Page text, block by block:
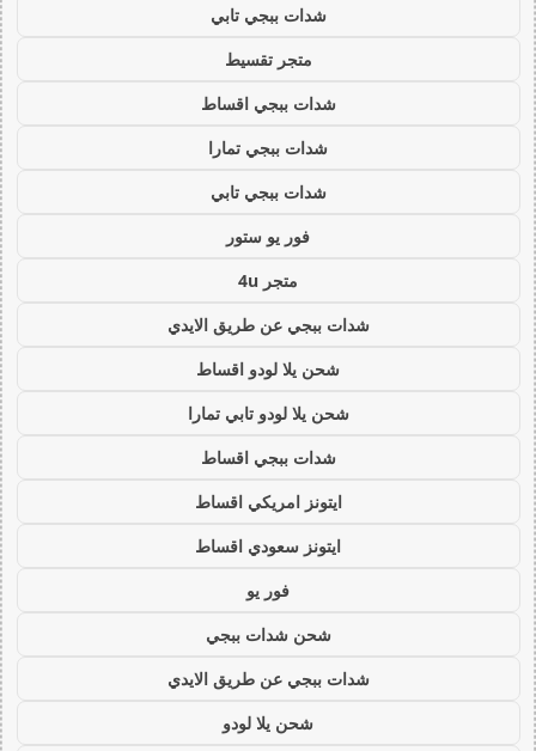
شدات ببجي تابي
متجر تقسيط
شدات ببجي اقساط
شدات ببجي تمارا
شدات ببجي تابي
فور يو ستور
متجر 4u
شدات ببجي عن طريق الايدي
شحن يلا لودو اقساط
شحن يلا لودو تابي تمارا
شدات ببجي اقساط
ايتونز امريكي اقساط
ايتونز سعودي اقساط
فور يو
شحن شدات ببجي
شدات ببجي عن طريق الايدي
شحن يلا لودو